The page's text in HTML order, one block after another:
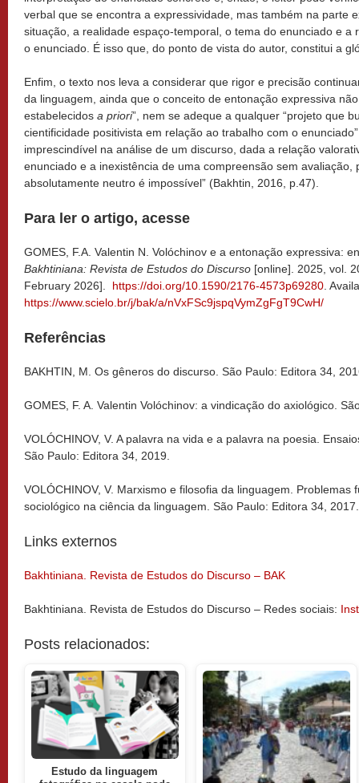
verbal que se encontra a expressividade, mas também na parte
situação, a realidade espaço-temporal, o tema do enunciado e a
o enunciado. É isso que, do ponto de vista do autor, constitui a
Enfim, o texto nos leva a considerar que rigor e precisão
da linguagem, ainda que o conceito de entonação expressiva
estabelecidos a priori”, nem se adeque a qualquer “projeto que
cientificidade positivista em relação ao trabalho com o
imprescindível na análise de um discurso, dada a relação
enunciado e a inexistência de uma compreensão sem avaliação,
absolutamente neutro é impossível” (Bakhtin, 2016, p.47).
Para ler o artigo, acesse
GOMES, F.A. Valentin N. Volóchinov e a entonação expressiva:
Bakhtiniana: Revista de Estudos do Discurso [online]. 2025, vol.
February 2026]. https://doi.org/10.1590/2176-4573p69280 .
https://www.scielo.br/j/bak/a/nVxFSc9jspqVymZgFgT9CwH/
Referências
BAKHTIN, M. Os gêneros do discurso. São Paulo: Editora 34,
GOMES, F. A. Valentin Volóchinov: a vindicação do axiológico.
VOLÓCHINOV, V. A palavra na vida e a palavra na poesia.
São Paulo: Editora 34, 2019.
VOLÓCHINOV, V. Marxismo e filosofia da linguagem. Problemas
sociológico na ciência da linguagem. São Paulo: Editora 34, 2017.
Links externos
Bakhtiniana. Revista de Estudos do Discurso – BAK
Bakhtiniana. Revista de Estudos do Discurso – Redes sociais:
Posts relacionados:
Estudo da linguagem